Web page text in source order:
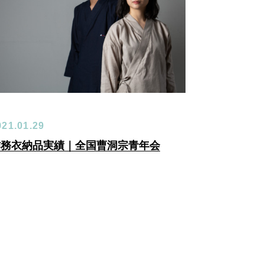
衣納品実績｜全国曹洞宗青年会